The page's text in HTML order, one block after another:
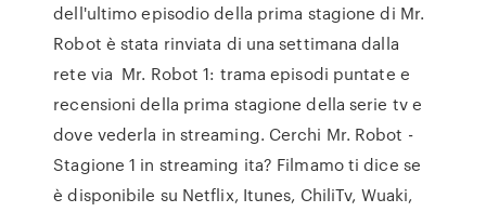
dell'ultimo episodio della prima stagione di Mr.
Robot è stata rinviata di una settimana dalla
rete via Mr. Robot 1: trama episodi puntate e
recensioni della prima stagione della serie tv e
dove vederla in streaming. Cerchi Mr. Robot -
Stagione 1 in streaming ita? Filmamo ti dice se
è disponibile su Netflix, Itunes, ChiliTv, Wuaki,